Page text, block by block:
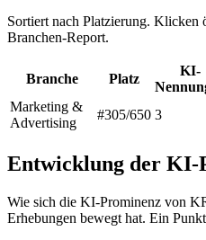
Sortiert nach Platzierung. Klicken
Branchen-Report.
Branche Platz
KI-
Marketing &
Advertising
#305/650 3
Entwicklung der KI-
Wie sich die KI-Prominenz von
Erhebungen bewegt hat. Ein